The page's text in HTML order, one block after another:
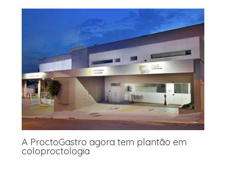
A ProctoGastro agora tem plantão em
coloproctologia